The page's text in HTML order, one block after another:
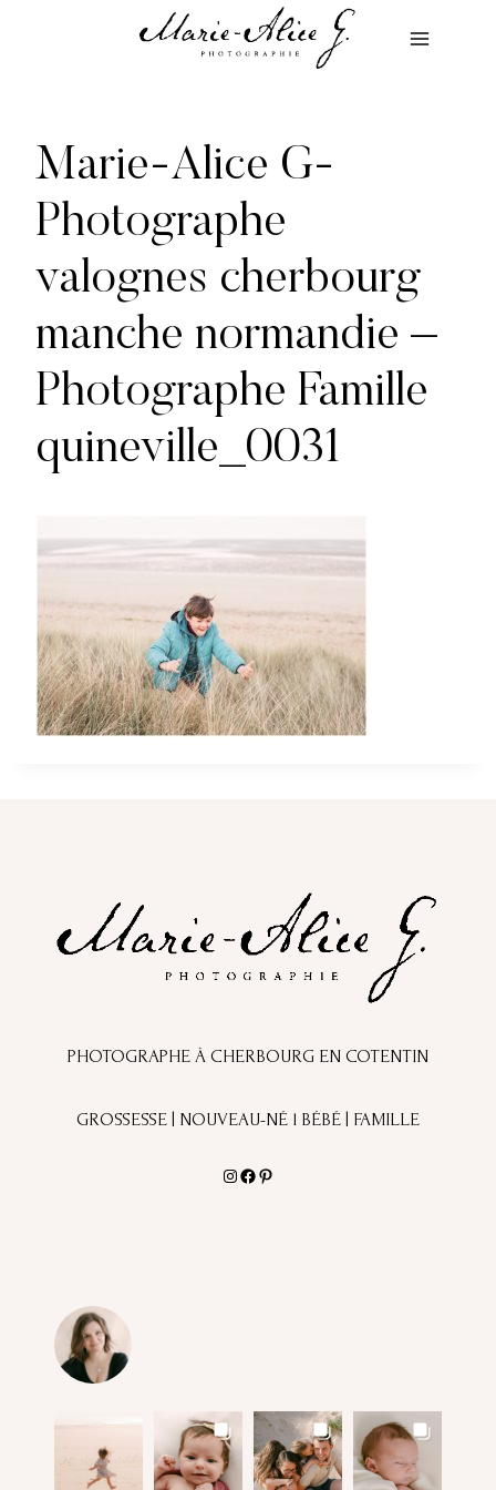
Marie-Alice G-
Photographe
valognes cherbourg
manche normandie –
Photographe Famille
quineville_0031
PHOTOGRAPHE À CHERBOURG EN COTENTIN
GROSSESSE | NOUVEAU-NÉ l BÉBÉ | FAMILLE
Instagram
Facebook
Pinterest